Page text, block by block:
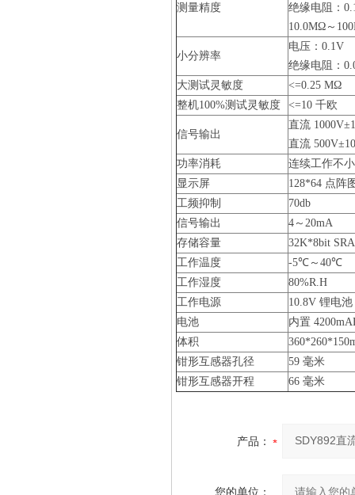
测量精度
绝缘电阻：
10.0MΩ～
小分辨率
电压：0.1V
绝缘电阻：
大测试灵敏度
<=0.25 MΩ
整机100%测试灵敏度
<=10 千欧
信号输出
直流
直流
功率消耗
连续工作不
显示屏
128*64 点阵
工频抑制
70db
信号输出
4～20mA
存储容量
32K*8bit
工作温度
-5℃～40℃
工作湿度
80%R.H
工作电源
10.8V 锂电
电池
内置
体积
钳形互感器孔径
59 毫米
钳形互感器开程
66 毫米
产品：
您的单位：